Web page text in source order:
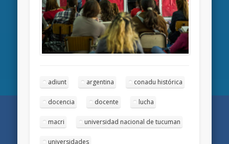
adiunt argentina conadu histórica
docencia docente lucha
macri universidad nacional de tucuman
universidades